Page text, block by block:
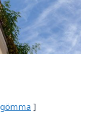
gömma